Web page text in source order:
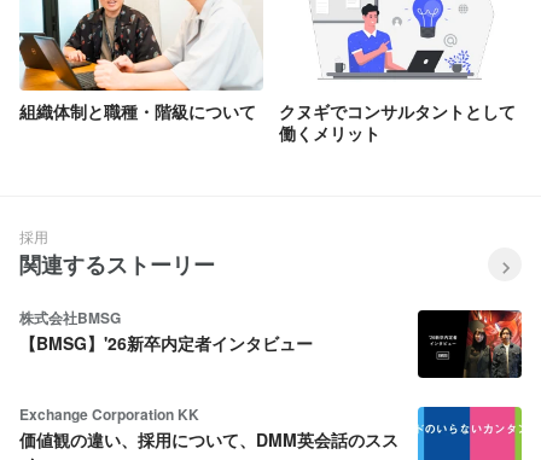
組織体制と職種・階級について
クヌギでコンサルタントとして
働くメリット
採用
関連するストーリー
株式会社BMSG
【BMSG】'26新卒内定者インタビュー
Exchange Corporation KK
価値観の違い、採用について、DMM英会話のスス